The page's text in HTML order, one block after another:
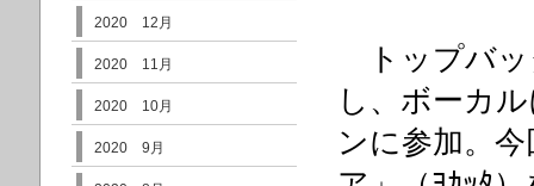
トップバッ
し、ボーカ
ンに参加。
2020 12月
2020 11月
2020 10月
2020 9月